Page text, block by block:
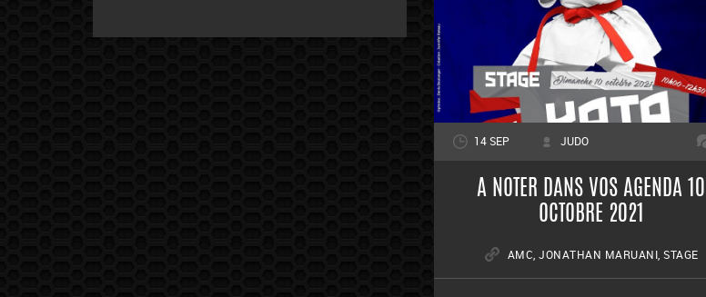
14 SEP JUDO
A NOTER DANS VOS AGENDA 10
OCTOBRE 2021
AMC JONATHAN MARUANI STAGE